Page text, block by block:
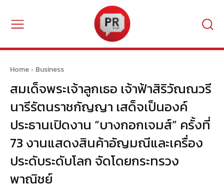
Home Business
สมเด็จพระเจ้าลูกเธอ เจ้าฟ้าสิริวัณณวรี
นารีรัตนราชกัญญา เสด็จเป็นองค์
ประธานเปิดงาน “บางกอกเจมส์” ครั้งที่
73 งานแสดงสินค้าอัญมณีและเครื่อง
ประดับระดับโลก จัดโดยกระทรวง
พาณิชย์